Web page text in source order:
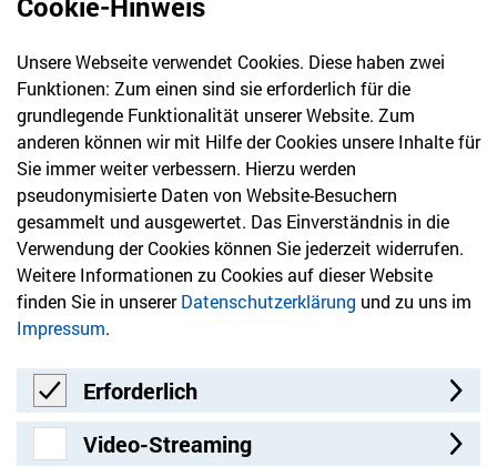
030 61 39 04 10
info@hvd-bb.de
Newsletter
Bleiben Sie mit unserem Newsletter auf dem aktuellsten
Stand mit Themen, die Sie interessieren.
Jetzt anmelden
Unsere Webseite verwendet Cookies. Diese haben zwei
Funktionen: Zum einen sind sie erforderlich für die
grundlegende Funktionalität unserer Website. Zum
anderen können wir mit Hilfe der Cookies unsere Inhalte für
Sie immer weiter verbessern. Hierzu werden
pseudonymisierte Daten von Website-Besuchern
gesammelt und ausgewertet. Das Einverständnis in die
Verwendung der Cookies können Sie jederzeit widerrufen.
Weitere Informationen zu Cookies auf dieser Website
finden Sie in unsererDatenschutzerklärung und zu uns im
Impressum.
Erforderlich
Erforderlich
Video-Streaming